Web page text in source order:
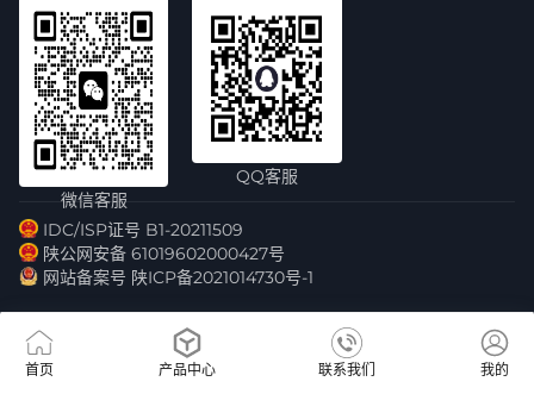
微信客服
QQ客服
IDC/ISP证号 B1-20211509
陕公网安备 61019602000427号
网站备案号 陕ICP备2021014730号-1
首页 产品中心 联系我们 我的